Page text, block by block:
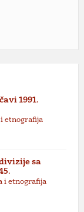
1991.
etnografija
sa
i etnografija